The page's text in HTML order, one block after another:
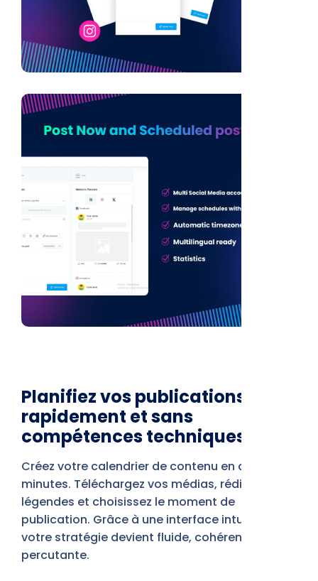
Planifiez vos publications
rapidement et sans
compétences techniques
Créez votre calendrier de contenu en quelques
minutes. Téléchargez vos médias, rédigez vos
légendes et choisissez le moment de
publication. Grâce à une interface intuitive,
votre stratégie devient fluide, cohérente et
percutante.